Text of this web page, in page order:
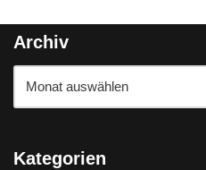
Archiv
Kategorien